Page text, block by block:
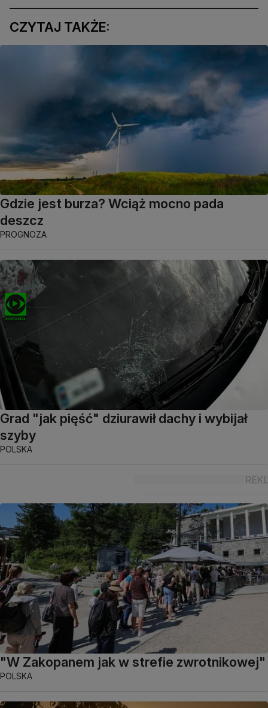
CZYTAJ TAKŻE:
Gdzie jest burza? Wciąż mocno pada
deszcz
PROGNOZA
Grad "jak pięść" dziurawił dachy i wybijał
szyby
POLSKA
"W Zakopanem jak w strefie zwrotnikowej"
POLSKA